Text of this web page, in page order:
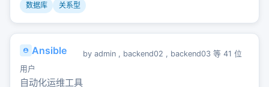
数据库 关系型
Ansible by admin , backend02 , backend03 等 41 位
用户
自动化运维工具